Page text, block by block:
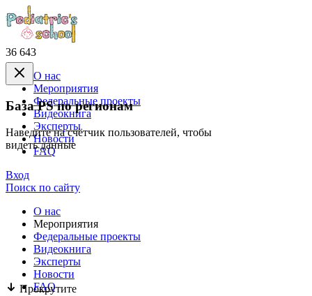
36 643
База PS по регионам
Наведите на счётчик пользователей, чтобы
видеть данные
Прокрутите
О нас
Mероприятия
Федеральные проекты
Видеокнига
Эксперты
Новости
FAQ
Вход
Поиск по сайту
О нас
Mероприятия
Федеральные проекты
Видеокнига
Эксперты
Новости
FAQ